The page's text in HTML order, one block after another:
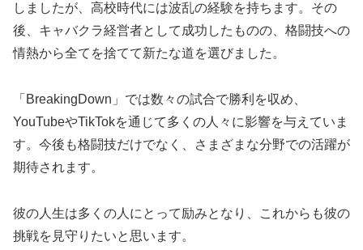
しましたが、高校時代には波乱の経験を持ちます。その
後、キャバクラ経営者として成功したものの、格闘技への
情熱から全てを捨てて新たな道を選びました。
「BreakingDown」では数々の試合で勝利を収め、
YouTubeやTikTokを通じて多くの人々に影響を与えていま
す。今後も格闘技だけでなく、さまざまな分野での活躍が
期待されます。
彼の人生は多くの人にとって励みとなり、これからも彼の
挑戦を見守りたいと思います。